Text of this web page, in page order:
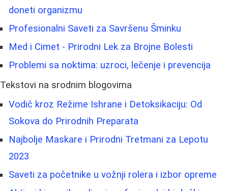
doneti organizmu
Profesionalni Saveti za Savršenu Šminku
Med i Cimet - Prirodni Lek za Brojne Bolesti
Problemi sa noktima: uzroci, lečenje i prevencija
Tekstovi na srodnim blogovima
Vodič kroz Režime Ishrane i Detoksikaciju: Od
Sokova do Prirodnih Preparata
Najbolje Maskare i Prirodni Tretmani za Lepotu
2023
Saveti za početnike u vožnji rolera i izbor opreme